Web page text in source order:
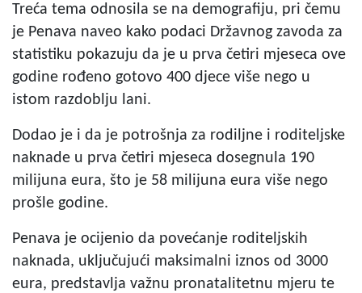
Treća tema odnosila se na demografiju, pri čemu
je Penava naveo kako podaci Državnog zavoda za
statistiku pokazuju da je u prva četiri mjeseca ove
godine rođeno gotovo 400 djece više nego u
istom razdoblju lani.
Dodao je i da je potrošnja za rodiljne i roditeljske
naknade u prva četiri mjeseca dosegnula 190
milijuna eura, što je 58 milijuna eura više nego
prošle godine.
Penava je ocijenio da povećanje roditeljskih
naknada, uključujući maksimalni iznos od 3000
eura, predstavlja važnu pronatalitetnu mjeru te